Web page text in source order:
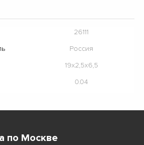
26111
Россия
19х2,5х6,5
0.04
по Москве